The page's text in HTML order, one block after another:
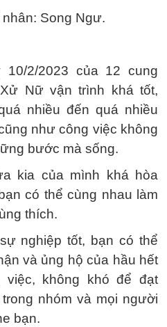
Song Ngư.
2/2023 của 12 cung
Nữ vận trình khá tốt,
nhiều đến quá nhiều
như công việc không
bước mà sống.
kia của mình khá hòa
có thể cùng nhau làm
thích.
nghiệp tốt, bạn có thể
và ủng hộ của hầu hết
không khó để đạt
nhóm và mọi người
bạn.